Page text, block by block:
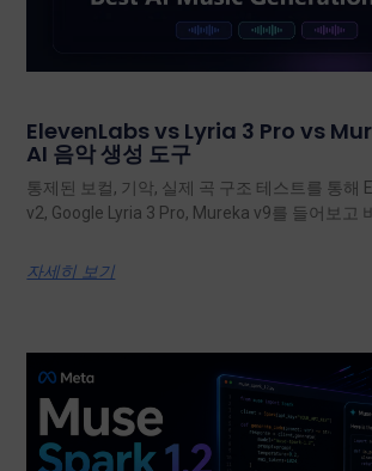
ElevenLabs vs Lyria 3 Pro vs
AI 음악 생성 도구
통제된 보컬, 기악, 실제 곡 구조 테스트를 통해
v2, Google Lyria 3 Pro, Mureka v9를 들어보고
자세히 보기